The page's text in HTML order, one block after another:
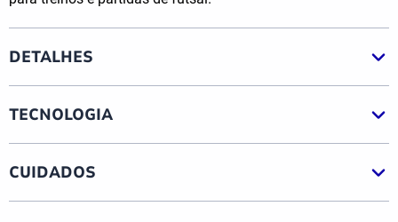
DETALHES
TECNOLOGIA
CUIDADOS